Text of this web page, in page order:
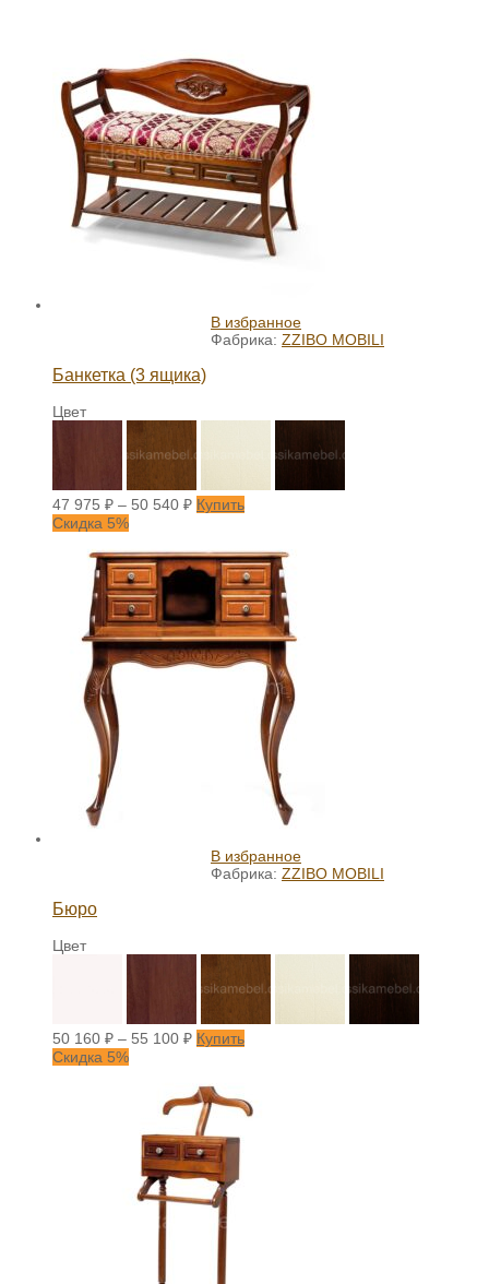
В избранное
Фабрика: ZZIBO MOBILI
Банкетка (3 ящика)
Цвет
47 975 ₽ – 50 540 ₽ Купить
Скидка 5%
В избранное
Фабрика: ZZIBO MOBILI
Бюро
Цвет
50 160 ₽ – 55 100 ₽ Купить
Скидка 5%